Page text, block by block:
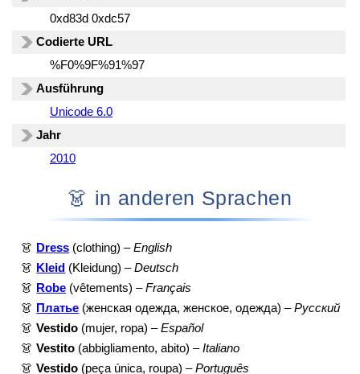
0xd83d 0xdc57
Codierte URL
%F0%9F%91%97
Ausführung
Unicode 6.0
Jahr
2010
👗 in anderen Sprachen
👗 Dress (clothing) –English
👗 Kleid (Kleidung) –Deutsch
👗 Robe (vêtements) –Français
👗 Платье (женская одежда, женское, одежда) –Русский
👗 Vestido (mujer, ropa) –Español
👗 Vestito (abbigliamento, abito) –Italiano
👗 Vestido (peça única, roupa) –Português